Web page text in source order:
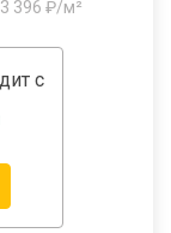
396 ₽/м²
с